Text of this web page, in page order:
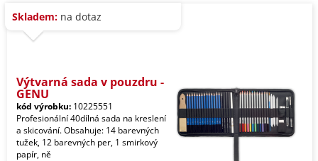
Skladem: na dotaz
Výtvarná sada v pouzdru -
GENU
kód výrobku: 10225551
Profesionální 40dílná sada na kreslení
a skicování. Obsahuje: 14 barevných
tužek, 12 barevných per, 1 smirkový
papír, ně